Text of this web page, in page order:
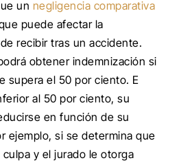
un negligencia comparativa
puede afectar la
recibir tras un accidente.
obtener indemnización si
supera el 50 por ciento. E
al 50 por ciento, su
en función de su
ejemplo, si se determina que
y el jurado le otorga